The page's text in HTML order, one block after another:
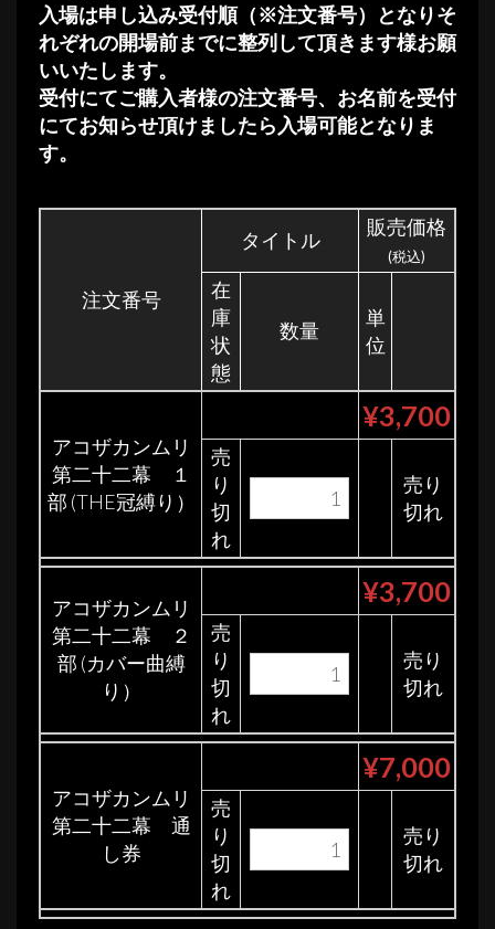
入場は申し込み受付順（※注文番号）となりそ
れぞれの開場前までに整列して頂きます様お願
いいたします。
受付にてご購入者様の注文番号、お名前を受付
にてお知らせ頂けましたら入場可能となりま
す。
注文番号
タイトル
販売価格
(税込)
在
庫
状
態
数量
単
位
アコザカンムリ
第二十二幕 １
部 (THE冠縛り）
¥3,700
売
り
切
れ
売り
切れ
アコザカンムリ
第二十二幕 ２
部 (カバー曲縛
り）
¥3,700
売
り
切
れ
売り
切れ
アコザカンムリ
第二十二幕 通
し券
¥7,000
売
り
切
れ
売り
切れ